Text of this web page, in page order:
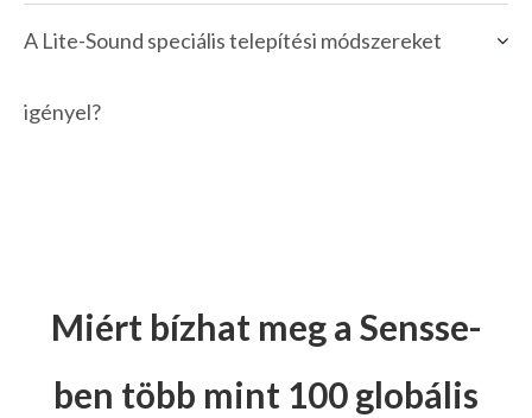
A Lite-Sound speciális telepítési módszereket
igényel?
Miért bízhat meg a Sensse-
ben több mint 100 globális